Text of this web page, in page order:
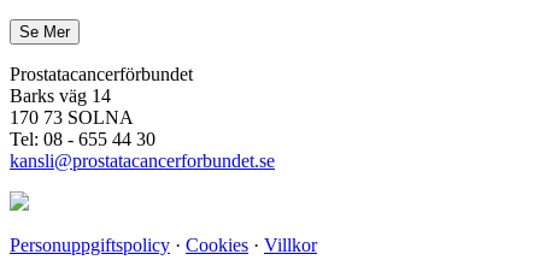
Prostatacancerförbundet
Barks väg 14
170 73 SOLNA
Tel: 08 - 655 44 30
kansli@prostatacancerforbundet.se
Personuppgiftspolicy · Cookies · Villkor